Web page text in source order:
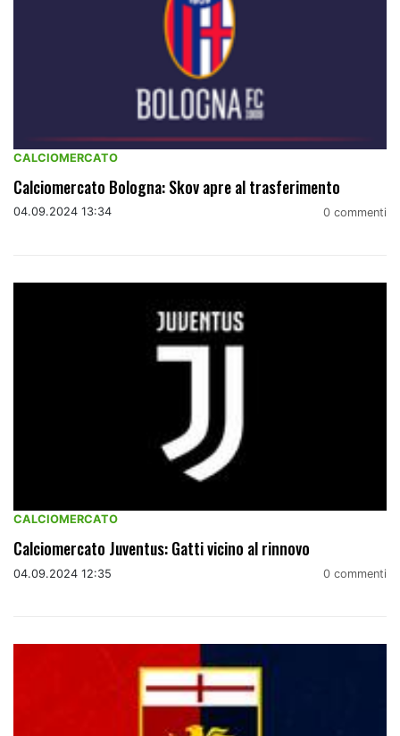
CALCIOMERCATO
Calciomercato Bologna: Skov apre al trasferimento
04.09.2024 13:34 0 commenti
CALCIOMERCATO
Calciomercato Juventus: Gatti vicino al rinnovo
04.09.2024 12:35 0 commenti